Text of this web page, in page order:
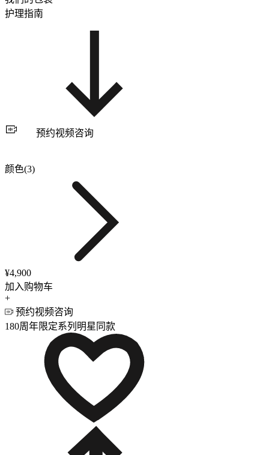
护理指南
预约视频咨询
颜色(3)
¥4,900
加入购物车
+
预约视频咨询
180周年限定系列 明星同款